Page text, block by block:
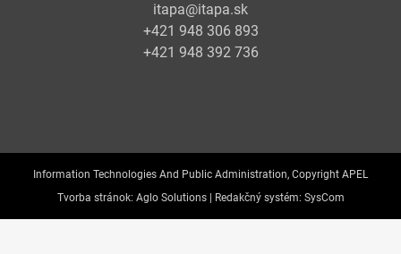
itapa@itapa.sk
+421 948 306 893
+421 948 392 736
Information Technologies And Public Administration, Copyright APEL
Tvorba stránok: Aglo Solutions | Redakčný systém: SysCom